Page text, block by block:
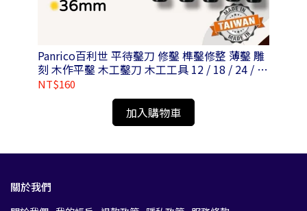
Panrico百利世 平待鑿刀 修鑿 榫鑿修整 薄鑿 雕
刻 木作平鑿 木工鑿刀 木工工具 12 / 18 / 24 / 30
/ 36mm
NT$160
加入購物車
關於我們